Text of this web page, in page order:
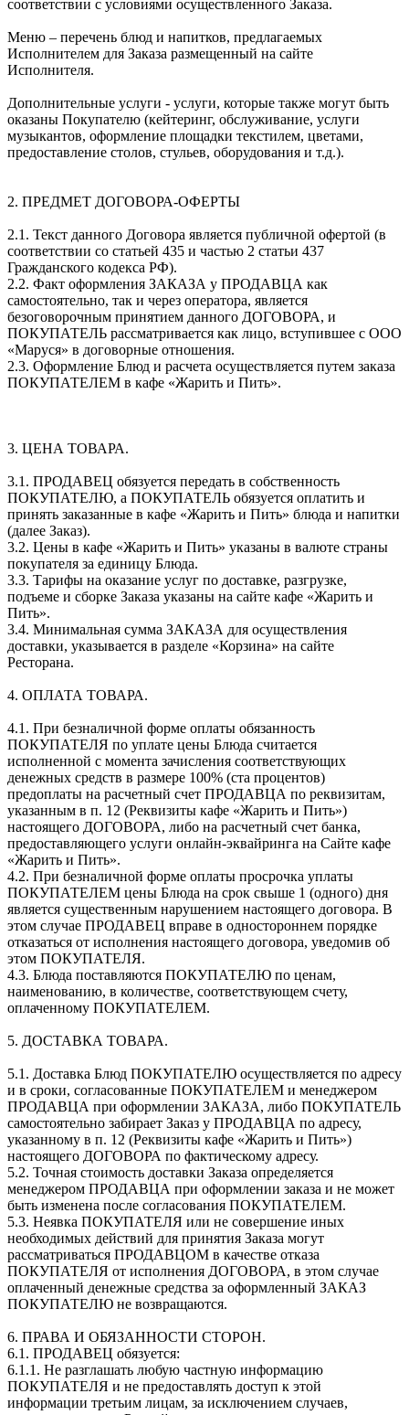
соответствии с условиями осуществленного Заказа.
Меню – перечень блюд и напитков, предлагаемых
Исполнителем для Заказа размещенный на сайте
Исполнителя.
Дополнительные услуги - услуги, которые также могут быть
оказаны Покупателю (кейтеринг, обслуживание, услуги
музыкантов, оформление площадки текстилем, цветами,
предоставление столов, стульев, оборудования и т.д.).
2. ПРЕДМЕТ ДОГОВОРА-ОФЕРТЫ
2.1. Текст данного Договора является публичной офертой (в
соответствии со статьей 435 и частью 2 статьи 437
Гражданского кодекса РФ).
2.2. Факт оформления ЗАКАЗА у ПРОДАВЦА как
самостоятельно, так и через оператора, является
безоговорочным принятием данного ДОГОВОРА, и
ПОКУПАТЕЛЬ рассматривается как лицо, вступившее с ООО
«Маруся» в договорные отношения.
2.3. Оформление Блюд и расчета осуществляется путем заказа
ПОКУПАТЕЛЕМ в кафе «Жарить и Пить».
3. ЦЕНА ТОВАРА.
3.1. ПРОДАВЕЦ обязуется передать в собственность
ПОКУПАТЕЛЮ, а ПОКУПАТЕЛЬ обязуется оплатить и
принять заказанные в кафе «Жарить и Пить» блюда и напитки
(далее Заказ).
3.2. Цены в кафе «Жарить и Пить» указаны в валюте страны
покупателя за единицу Блюда.
3.3. Тарифы на оказание услуг по доставке, разгрузке,
подъеме и сборке Заказа указаны на сайте кафе «Жарить и
Пить».
3.4. Минимальная сумма ЗАКАЗА для осуществления
доставки, указывается в разделе «Корзина» на сайте
Ресторана.
4. ОПЛАТА ТОВАРА.
4.1. При безналичной форме оплаты обязанность
ПОКУПАТЕЛЯ по уплате цены Блюда считается
исполненной с момента зачисления соответствующих
денежных средств в размере 100% (ста процентов)
предоплаты на расчетный счет ПРОДАВЦА по реквизитам,
указанным в п. 12 (Реквизиты кафе «Жарить и Пить»)
настоящего ДОГОВОРА, либо на расчетный счет банка,
предоставляющего услуги онлайн-эквайринга на Сайте кафе
«Жарить и Пить».
4.2. При безналичной форме оплаты просрочка уплаты
ПОКУПАТЕЛЕМ цены Блюда на срок свыше 1 (одного) дня
является существенным нарушением настоящего договора. В
этом случае ПРОДАВЕЦ вправе в одностороннем порядке
отказаться от исполнения настоящего договора, уведомив об
этом ПОКУПАТЕЛЯ.
4.3. Блюда поставляются ПОКУПАТЕЛЮ по ценам,
наименованию, в количестве, соответствующем счету,
оплаченному ПОКУПАТЕЛЕМ.
5. ДОСТАВКА ТОВАРА.
5.1. Доставка Блюд ПОКУПАТЕЛЮ осуществляется по адресу
и в сроки, согласованные ПОКУПАТЕЛЕМ и менеджером
ПРОДАВЦА при оформлении ЗАКАЗА, либо ПОКУПАТЕЛЬ
самостоятельно забирает Заказ у ПРОДАВЦА по адресу,
указанному в п. 12 (Реквизиты кафе «Жарить и Пить»)
настоящего ДОГОВОРА по фактическому адресу.
5.2. Точная стоимость доставки Заказа определяется
менеджером ПРОДАВЦА при оформлении заказа и не может
быть изменена после согласования ПОКУПАТЕЛЕМ.
5.3. Неявка ПОКУПАТЕЛЯ или не совершение иных
необходимых действий для принятия Заказа могут
рассматриваться ПРОДАВЦОМ в качестве отказа
ПОКУПАТЕЛЯ от исполнения ДОГОВОРА, в этом случае
оплаченный денежные средства за оформленный ЗАКАЗ
ПОКУПАТЕЛЮ не возвращаются.
6. ПРАВА И ОБЯЗАННОСТИ СТОРОН.
6.1. ПРОДАВЕЦ обязуется:
6.1.1. Не разглашать любую частную информацию
ПОКУПАТЕЛЯ и не предоставлять доступ к этой
информации третьим лицам, за исключением случаев,